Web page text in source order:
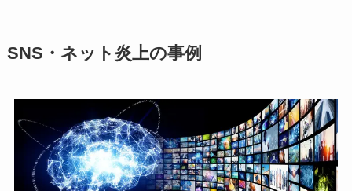
SNS・ネット炎上の事例